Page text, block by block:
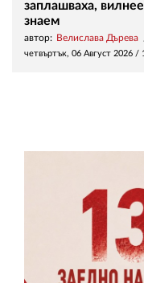
заплашваха,
знаем
автор: Велислава Дърева
четвъртък, 06 Август 2026 /